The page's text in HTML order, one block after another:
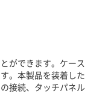
ができます。ケー
。本製品を装着し
接続、タッチパネ